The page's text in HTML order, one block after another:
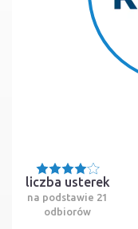
liczba usterek
na podstawie 21
odbiorów